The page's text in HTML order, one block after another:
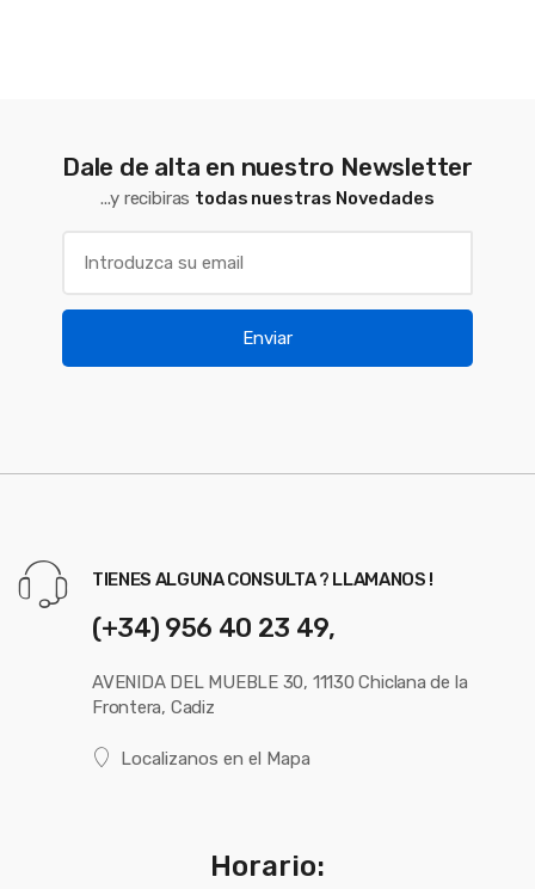
Dale de alta en nuestro Newsletter
...y recibiras todas nuestras Novedades
Enviar
TIENES ALGUNA CONSULTA ? LLAMANOS !
(+34) 956 40 23 49,
AVENIDA DEL MUEBLE 30, 11130 Chiclana de la
Frontera, Cadiz
Localizanos en el Mapa
Horario: